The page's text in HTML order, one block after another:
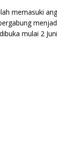
memasuki
mulai 2